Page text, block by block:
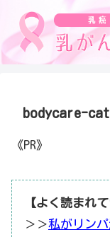
bodycare-
《PR》
【よく読まれ
＞＞私がリン